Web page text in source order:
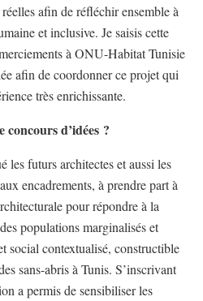
afin de réfléchir ensemble à
et inclusive. Je saisis cette
à ONU-Habitat Tunisie
afin de coordonner ce projet qui
très enrichissante.
concours d’idées ?
les futurs architectes et aussi les
encadrements, à prendre part à
pour répondre à la
populations marginalisés et
social contextualisé, constructible
sans-abris à Tunis. S’inscrivant
a permis de sensibiliser les